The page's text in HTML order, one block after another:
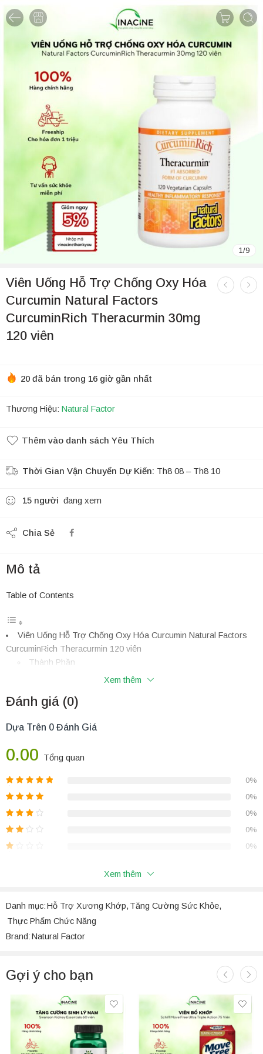
1/9
Viên Uống Hỗ Trợ Chống Oxy Hóa
Curcumin Natural Factors
CurcuminRich Theracurmin 30mg
120 viên
20 đã bán trong 16 giờ gần nhất
Thương Hiệu: Natural Factor
Thêm vào danh sách Yêu Thích
Thời Gian Vận Chuyển Dự Kiến: Th8 08 – Th8 10
15 người đang xem
Chia Sẻ
Mô tả
Table of Contents
Viên Uống Hỗ Trợ Chống Oxy Hóa Curcumin Natural Factors
CurcuminRich Theracurmin 120 viên
Thành Phần
Công Dụng Tuyệt Vời
Cách Dùng
NÊN MUA Natural Factors CurcuminRich Ở ĐÂU ĐẢM BẢO
Viên Uống Hỗ Trợ Chống Oxy Hóa Curcumin Natural
Natural Factors là thương hiệu uy tín từ Canada, kiểm soát chất
lượng từ nông trại hữu cơ đến sản phẩm, đảm bảo độ tinh khiết tối
đa.Natural Factors CurcuminRich Theracurmin
nhược điểm hấp thụ kém của nghệ thông thường bằng công nghệ
độc quyền.
Xem thêm
Đánh giá (0)
Dựa Trên 0 Đánh Giá
0.00 Tổng quan
0%
0%
0%
0%
0%
Chưa có đánh giá nào.
Xem thêm
Danh mục:Hỗ Trợ Xương Khớp, Tăng Cường Sức Khỏe,
Thực Phẩm Chức Năng
Brand:Natural Factor
Gợi ý cho bạn